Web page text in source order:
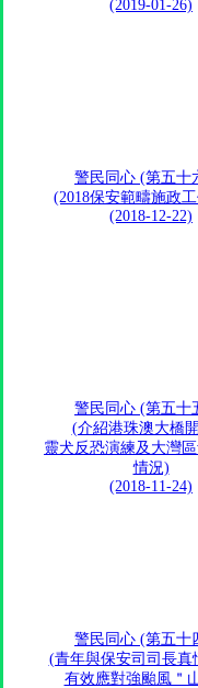
(2019-01-26)
警民同心 (第五十
(2018保安範疇施政
(2018-12-22)
警民同心 (第五十
(介紹港珠澳大橋開
靈犬反恐演練及大灣
情況)
(2018-11-24)
警民同心 (第五十
(青年與保安司司長真
有效應對強颱風＂